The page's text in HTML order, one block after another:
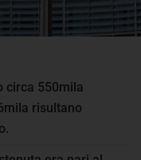
circa 550mila
risultano